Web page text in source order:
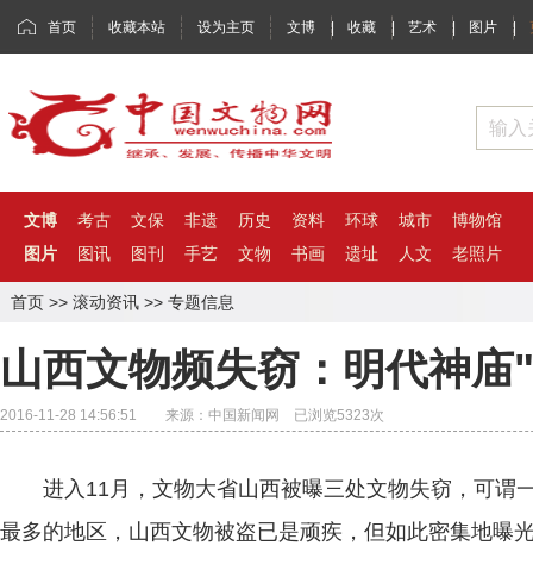
首页 收藏本站 设为主页 文博 | 收藏 | 艺术 | 图片 |
文博 考古 文保 非遗 历史 资料 环球 城市
博物馆
图片
图讯 图刊 手艺 文物 书画 遗址 人文 老照片
首页 >> 滚动资讯 >> 专题信息
山西文物频失窃：明代神
2016-11-28 14:56:51 来源：中国新闻网 已浏览5323次
进入11月，文物大省山西被曝三处文物失窃，可谓
最多的地区，山西文物被盗已是顽疾，但如此密集地曝